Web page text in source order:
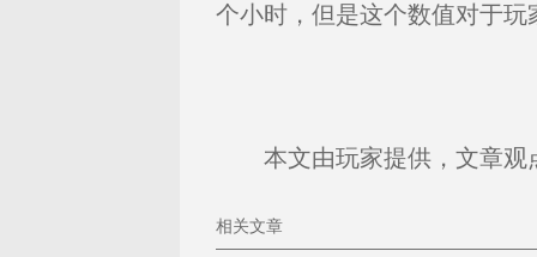
个小时，但是这个数值对于
本文由玩家提供，文章观
相关文章